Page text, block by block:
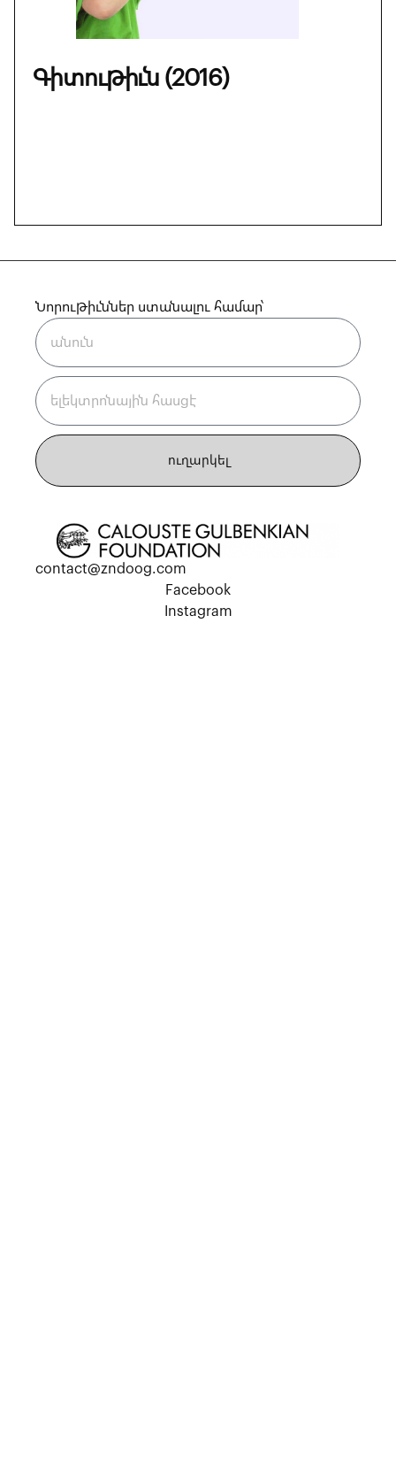
Գիտութիւն (2016)
Նորութիւններ ստանալու համար՝
ուղարկել
contact@zndoog.com
Facebook
Instagram